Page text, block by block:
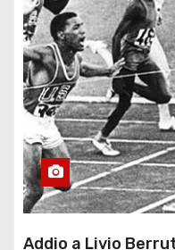
Addio a Livio